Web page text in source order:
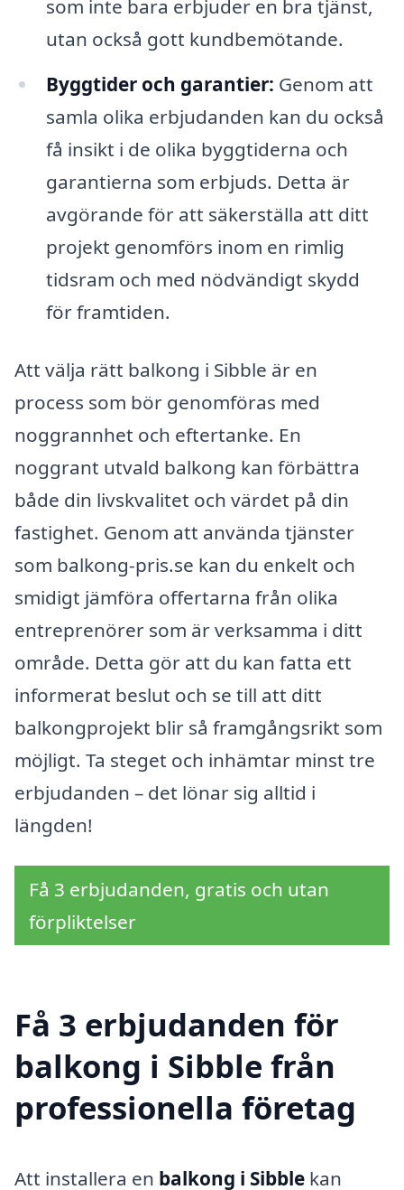
som inte bara erbjuder en bra tjänst,
utan också gott kundbemötande.
Byggtider och garantier: Genom att
samla olika erbjudanden kan du också
få insikt i de olika byggtiderna och
garantierna som erbjuds. Detta är
avgörande för att säkerställa att ditt
projekt genomförs inom en rimlig
tidsram och med nödvändigt skydd
för framtiden.
Att välja rätt balkong i Sibble är en
process som bör genomföras med
noggrannhet och eftertanke. En
noggrant utvald balkong kan förbättra
både din livskvalitet och värdet på din
fastighet. Genom att använda tjänster
som balkong-pris.se kan du enkelt och
smidigt jämföra offertarna från olika
entreprenörer som är verksamma i ditt
område. Detta gör att du kan fatta ett
informerat beslut och se till att ditt
balkongprojekt blir så framgångsrikt som
möjligt. Ta steget och inhämtar minst tre
erbjudanden – det lönar sig alltid i
längden!
Få 3 erbjudanden, gratis och utan
förpliktelser
Få 3 erbjudanden för
balkong i Sibble från
professionella företag
Att installera en balkong i Sibble kan